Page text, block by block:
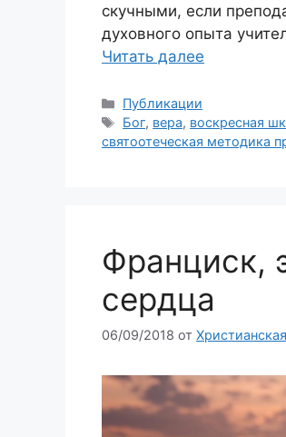
скучными, если
духовного опыта
Читать далее
Рубрики
Публикации
Метки
Бог, вера, воскресная
святоотеческая методика
Франциск,
сердца
06/09/2018 от